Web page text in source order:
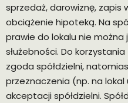
sprzedaż, darowiznę,
obciążenie hipoteką. Na
prawie do lokalu nie
służebności. Do
zgoda spółdzielni,
przeznaczenia (np. na
akceptacji spółdzielni.